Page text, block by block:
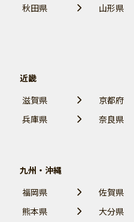
秋田県
山形県
近畿
滋賀県
京都府
兵庫県
奈良県
九州・沖縄
福岡県
佐賀県
熊本県
大分県